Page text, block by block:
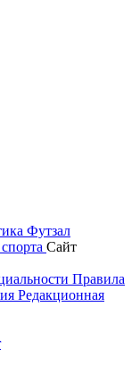
Футзал
Сайт
Правила
Редакционная